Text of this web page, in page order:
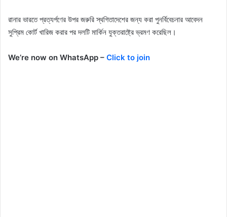
রানার ভারতে প্রত্যর্পণের উপর জরুরি স্থগিতাদেশের জন্য করা পুনর্বিবেচনার আবেদন
সুপ্রিম কোর্ট খারিজ করার পর দলটি মার্কিন যুক্তরাষ্ট্রে ভ্রমণ করেছিল।
We’re now on WhatsApp – Click to join